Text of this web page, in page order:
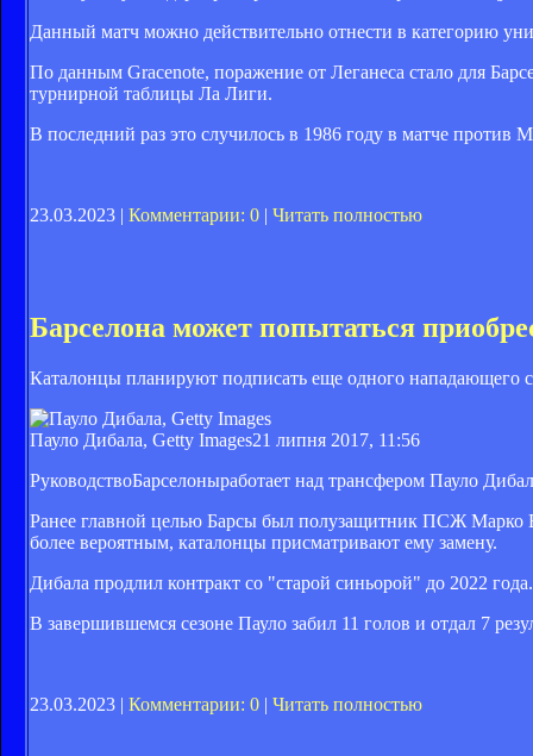
Данный матч можно действительно отнести в категорию
По данным Gracenote, поражение от Леганеса стало для
турнирной таблицы Ла Лиги.
В последний раз это случилось в 1986 году в матче против
23.03.2023 | Комментарии: 0 | Читать полностью
Барселона может попытаться
Каталонцы планируют подписать еще одного нападающего
Пауло Дибала, Getty Images21 липня 2017, 11:56
РуководствоБарселоныработает над трансфером Пауло
Ранее главной целью Барсы был полузащитник ПСЖ Марко
более вероятным, каталонцы присматривают ему замену.
Дибала продлил контракт со "старой синьорой" до 2022 года.
В завершившемся сезоне Пауло забил 11 голов и отдал 7
23.03.2023 | Комментарии: 0 | Читать полностью